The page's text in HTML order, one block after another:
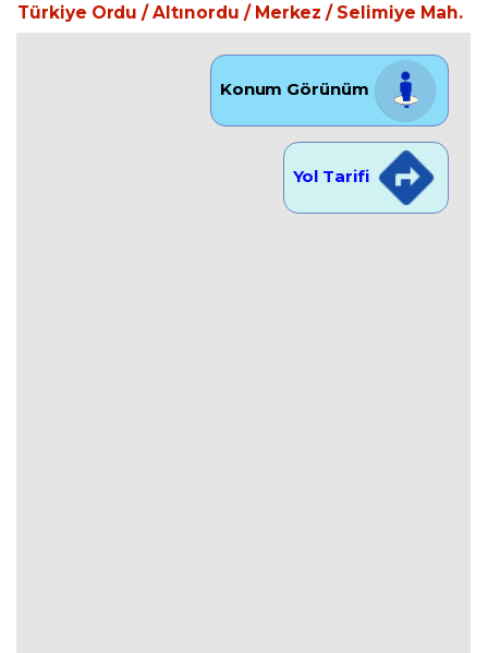
Türkiye Ordu / Altınordu / Merkez / Selimiye Mah.
Konum Görünüm
Yol Tarifi